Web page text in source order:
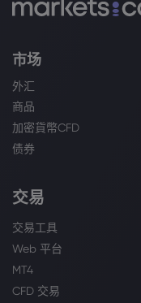
市场
外汇
商品
加密貨幣CFD
债券
交易
交易工具
Web 平台
MT4
CFD 交易